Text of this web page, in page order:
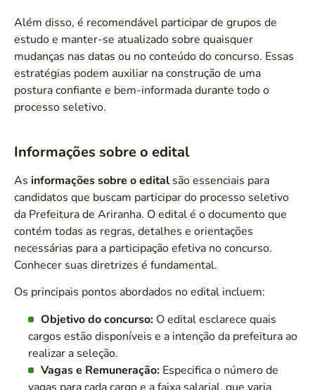
Além disso, é recomendável participar de grupos de
estudo e manter-se atualizado sobre quaisquer
mudanças nas datas ou no conteúdo do concurso. Essas
estratégias podem auxiliar na construção de uma
postura confiante e bem-informada durante todo o
processo seletivo.
Informações sobre o edital
As informações sobre o edital são essenciais para
candidatos que buscam participar do processo seletivo
da Prefeitura de Ariranha. O edital é o documento que
contém todas as regras, detalhes e orientações
necessárias para a participação efetiva no concurso.
Conhecer suas diretrizes é fundamental.
Os principais pontos abordados no edital incluem:
Objetivo do concurso: O edital esclarece quais
cargos estão disponíveis e a intenção da prefeitura ao
realizar a seleção.
Vagas e Remuneração: Especifica o número de
vagas para cada cargo e a faixa salarial, que varia